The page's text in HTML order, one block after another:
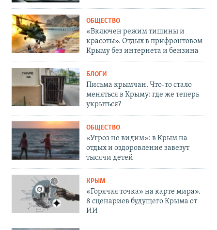
ОБЩЕСТВО
«Включен режим тишины и
красоты». Отдых в прифронтовом
Крыму без интернета и бензина
БЛОГИ
Письма крымчан. Что-то стало
меняться в Крыму: где же теперь
укрыться?
ОБЩЕСТВО
«Угроз не видим»: в Крым на
отдых и оздоровление завезут
тысячи детей
КРЫМ
«Горячая точка» на карте мира».
8 сценариев будущего Крыма от
ИИ